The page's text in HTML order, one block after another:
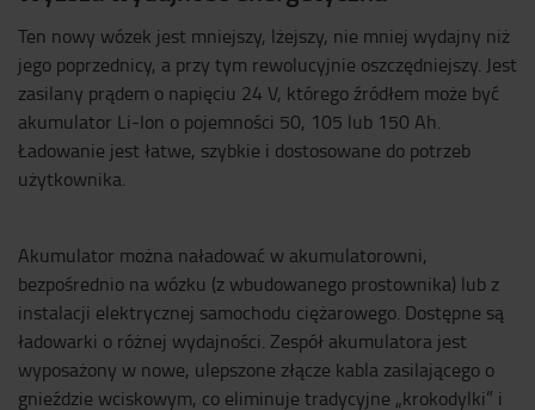
Ten nowy wózek jest mniejszy, lżejszy, nie mniej wydajny niż
jego poprzednicy, a przy tym rewolucyjnie oszczędniejszy. Jest
zasilany prądem o napięciu 24 V, którego źródłem może być
akumulator Li-Ion o pojemności 50, 105 lub 150 Ah.
Ładowanie jest łatwe, szybkie i dostosowane do potrzeb
użytkownika.
Akumulator można naładować w akumulatorowni,
bezpośrednio na wózku (z wbudowanego prostownika) lub z
instalacji elektrycznej samochodu ciężarowego. Dostępne są
ładowarki o różnej wydajności. Zespół akumulatora jest
wyposażony w nowe, ulepszone złącze kabla zasilającego o
gnieździe wciskowym, co eliminuje tradycyjne „krokodylki” i